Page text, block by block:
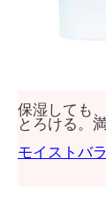
保湿しても
とろける。
モイストバ